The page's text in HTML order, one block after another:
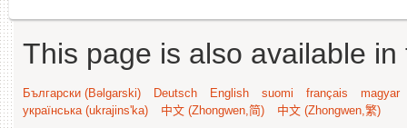
This page is also available
Български (Bəlgarski) Deutsch English suomi français
magyar
українська (ukrajins'ka)
中文 (Zhongwen,简) 中文 (Zhongwen,繁)